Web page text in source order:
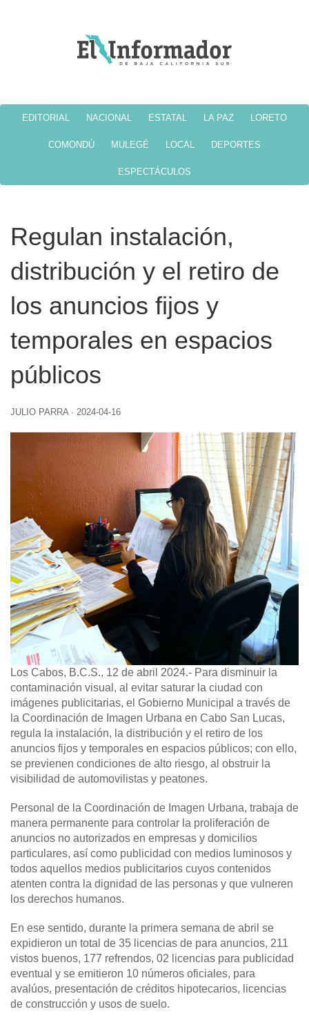
EDITORIAL NACIONAL ESTATAL LA PAZ LORETO
COMONDÚ MULEGÉ LOCAL DEPORTES
ESPECTÁCULOS
Regulan instalación,
distribución y el retiro de
los anuncios fijos y
temporales en espacios
públicos
JULIO PARRA · 2024-04-16
Los Cabos, B.C.S., 12 de abril 2024.- Para disminuir la
contaminación visual, al evitar saturar la ciudad con
imágenes publicitarias, el Gobierno Municipal a través de
la Coordinación de Imagen Urbana en Cabo San Lucas,
regula la instalación, la distribución y el retiro de los
anuncios fijos y temporales en espacios públicos; con ello,
se previenen condiciones de alto riesgo, al obstruir la
visibilidad de automovilistas y peatones.
Personal de la Coordinación de Imagen Urbana, trabaja de
manera permanente para controlar la proliferación de
anuncios no autorizados en empresas y domicilios
particulares, así como publicidad con medios luminosos y
todos aquellos medios publicitarios cuyos contenidos
atenten contra la dignidad de las personas y que vulneren
los derechos humanos.
En ese sentido, durante la primera semana de abril se
expidieron un total de 35 licencias de para anuncios, 211
vistos buenos, 177 refrendos, 02 licencias para publicidad
eventual y se emitieron 10 números oficiales, para
avalúos, presentación de créditos hipotecarios, licencias
de construcción y usos de suelo.